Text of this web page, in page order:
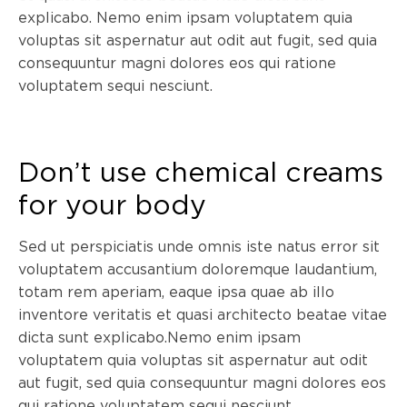
explicabo. Nemo enim ipsam voluptatem quia
voluptas sit aspernatur aut odit aut fugit, sed quia
consequuntur magni dolores eos qui ratione
voluptatem sequi nesciunt.
Don’t use chemical creams
for your body
Sed ut perspiciatis unde omnis iste natus error sit
voluptatem accusantium doloremque laudantium,
totam rem aperiam, eaque ipsa quae ab illo
inventore veritatis et quasi architecto beatae vitae
dicta sunt explicabo.Nemo enim ipsam
voluptatem quia voluptas sit aspernatur aut odit
aut fugit, sed quia consequuntur magni dolores eos